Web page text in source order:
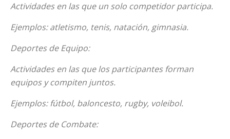
Actividades en las que un solo competidor participa.
Ejemplos: atletismo, tenis, natación, gimnasia.
Deportes de Equipo:
Actividades en las que los participantes forman
equipos y compiten juntos.
Ejemplos: fútbol, baloncesto, rugby, voleibol.
Deportes de Combate: